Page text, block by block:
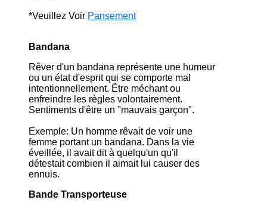
*Veuillez Voir Pansement
Bandana
Rêver d'un bandana représente une humeur
ou un état d'esprit qui se comporte mal
intentionnellement. Être méchant ou
enfreindre les règles volontairement.
Sentiments d'être un "mauvais garçon".
Exemple: Un homme rêvait de voir une
femme portant un bandana. Dans la vie
éveillée, il avait dit à quelqu'un qu'il
détestait combien il aimait lui causer des
ennuis.
Bande Transporteuse